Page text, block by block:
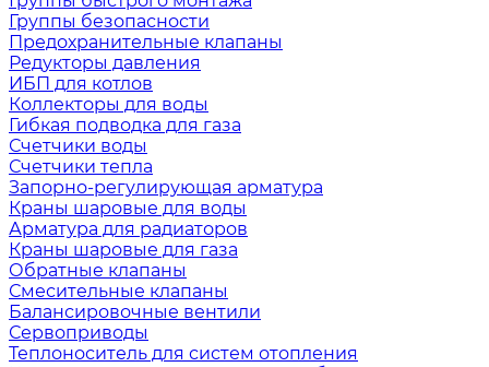
Группы безопасности
Предохранительные клапаны
Редукторы давления
ИБП для котлов
Коллекторы для воды
Гибкая подводка для газа
Счетчики воды
Счетчики тепла
Запорно-регулирующая арматура
Краны шаровые для воды
Арматура для радиаторов
Краны шаровые для газа
Обратные клапаны
Смесительные клапаны
Балансировочные вентили
Сервоприводы
Теплоноситель для систем отопления